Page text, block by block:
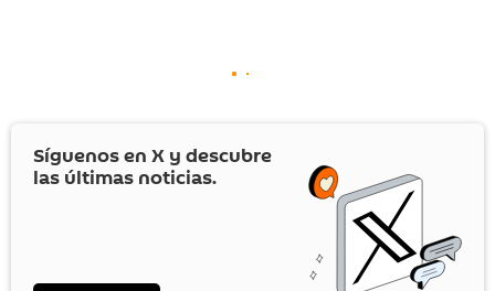
Síguenos en X y descubre
las últimas noticias.